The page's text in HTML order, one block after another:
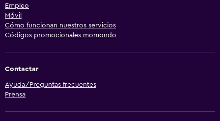
Empleo
Móvil
Cómo funcionan nuestros servicios
Códigos promocionales momondo
Contactar
Ayuda/Preguntas frecuentes
Prensa